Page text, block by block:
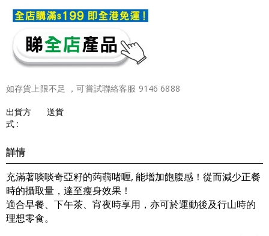
如存貨上限不足 ，可嘗試聯絡客服 9146 6888
出貨方
式 :
送貨
詳情
充滿著啖啖奇亞籽的蒟蒻啫喱, 能增加飽腹感！從而減少正餐
時的攝取量，達至瘦身效果！
適合早餐、下午茶、宵夜時享用，亦可於運動後及行山時的
理想零食。